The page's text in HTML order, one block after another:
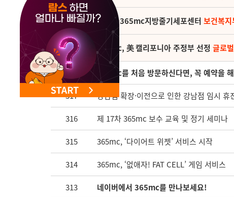
(축) 🎉365mc지방줄기세포센터 보건복
365mc, 美 캘리포니아 주정부 선정 글로
318 365mc를 처음 방문하신다면, 꼭 예약을
317 강남점 확장·이전으로 인한 강남점 임시 휴
316 제 17차 365mc 보수 교육 및 정기 세미나
315 365mc, ‘다이어트 위젯’ 서비스 시작
314 365mc, ‘없애자! FAT CELL’ 게임 서비스
313 네이버에서 365mc를 만나보세요!